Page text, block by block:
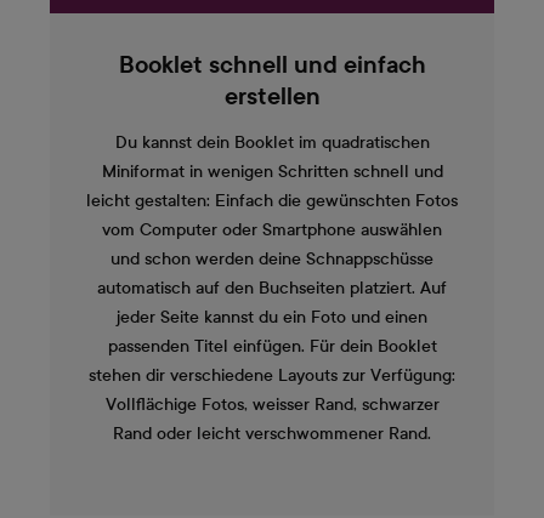
Booklet schnell und einfach
erstellen
Du kannst dein Booklet im quadratischen
Miniformat in wenigen Schritten schnell und
leicht gestalten: Einfach die gewünschten Fotos
vom Computer oder Smartphone auswählen
und schon werden deine Schnappschüsse
automatisch auf den Buchseiten platziert. Auf
jeder Seite kannst du ein Foto und einen
passenden Titel einfügen. Für dein Booklet
stehen dir verschiedene Layouts zur Verfügung:
Vollflächige Fotos, weisser Rand, schwarzer
Rand oder leicht verschwommener Rand.